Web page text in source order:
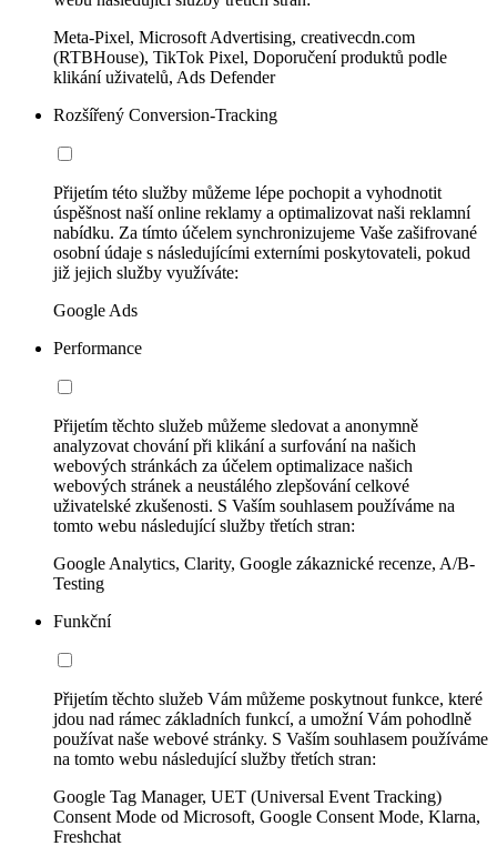
Meta-Pixel, Microsoft Advertising, creativecdn.com
(RTBHouse), TikTok Pixel, Doporučení produktů podle
klikání uživatelů, Ads Defender
Rozšířený Conversion-Tracking
Přijetím této služby můžeme lépe pochopit a vyhodnotit
úspěšnost naší online reklamy a optimalizovat naši reklamní
nabídku. Za tímto účelem synchronizujeme Vaše zašifrované
osobní údaje s následujícími externími poskytovateli, pokud
již jejich služby využíváte:
Google Ads
Performance
Přijetím těchto služeb můžeme sledovat a anonymně
analyzovat chování při klikání a surfování na našich
webových stránkách za účelem optimalizace našich
webových stránek a neustálého zlepšování celkové
uživatelské zkušenosti. S Vaším souhlasem používáme na
tomto webu následující služby třetích stran:
Google Analytics, Clarity, Google zákaznické recenze, A/B-
Testing
Funkční
Přijetím těchto služeb Vám můžeme poskytnout funkce, které
jdou nad rámec základních funkcí, a umožní Vám pohodlně
používat naše webové stránky. S Vaším souhlasem používáme
na tomto webu následující služby třetích stran:
Google Tag Manager, UET (Universal Event Tracking)
Consent Mode od Microsoft, Google Consent Mode, Klarna,
Freshchat